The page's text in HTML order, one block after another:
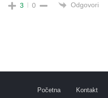
3 0 Odgovori
Početna Kontakt